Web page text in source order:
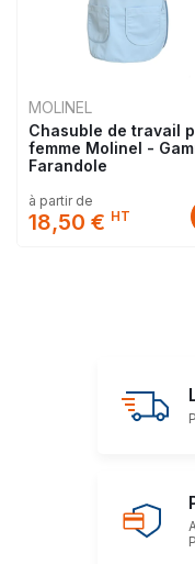
MOLINEL
Chasuble de travail
femme Molinel -
Farandole
à partir de
18,50 € HT